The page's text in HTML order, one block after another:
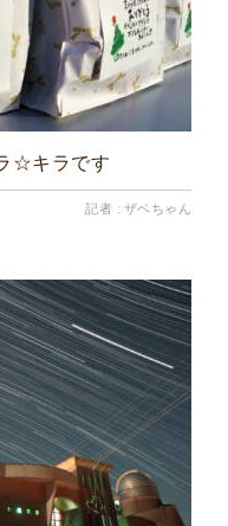
☆キラです
記者 : ザベちゃん